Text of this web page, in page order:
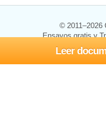
Leer
© 2011–2026
Ensayos gratis y